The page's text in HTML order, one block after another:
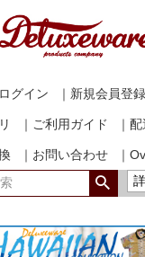
ログイン ｜新規会員登録
｜ご利用ガイド ｜
｜お問い合わせ
｜